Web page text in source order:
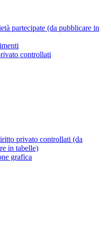
partecipate (da pubblicare in
controllati
privato controllati (da
in tabelle)
grafica